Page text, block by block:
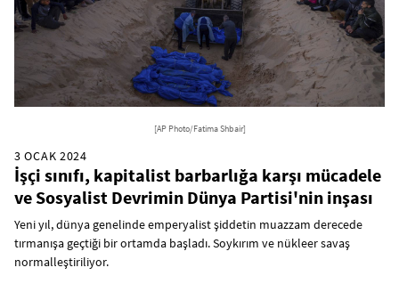
[AP Photo/Fatima Shbair]
3 OCAK 2024
İşçi sınıfı, kapitalist barbarlığa karşı mücadele
ve Sosyalist Devrimin Dünya Partisi'nin inşası
Yeni yıl, dünya genelinde emperyalist şiddetin muazzam derecede
tırmanışa geçtiği bir ortamda başladı. Soykırım ve nükleer savaş
normalleştiriliyor.